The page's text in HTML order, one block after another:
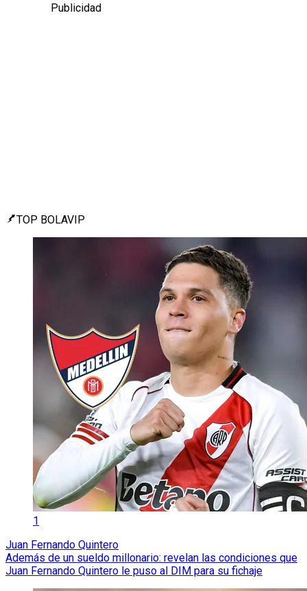
Publicidad
TOP BOLAVIP
1
Juan Fernando Quintero
Además de un sueldo millonario: revelan las condiciones que
Juan Fernando Quintero le puso al DIM para su fichaje